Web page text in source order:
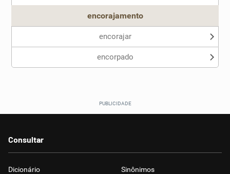
encorajamento
encorajar
encorpado
Consultar
Dicionário Sinônimos